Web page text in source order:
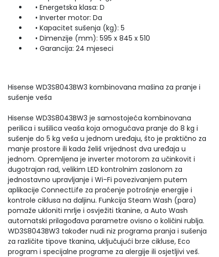
• Energetska klasa: D
• Inverter motor: Da
• Kapacitet sušenja (kg): 5
• Dimenzije (mm): 595 x 845 x 510
• Garancija: 24 mjeseci
Hisense WD3S8043BW3 kombinovana mašina za pranje i
sušenje veša
Hisense WD3S8043BW3 je samostojeća kombinovana
perilica i sušilica veaša koja omogućava pranje do 8 kg i
sušenje do 5 kg veša u jednom uređaju, što je praktično za
manje prostore ili kada želiš vrijednost dva uređaja u
jednom. Opremljena je inverter motorom za učinkovit i
dugotrajan rad, velikim LED kontrolnim zaslonom za
jednostavno upravljanje i Wi-Fi povezivanjem putem
aplikacije ConnectLife za praćenje potrošnje energije i
kontrole ciklusa na daljinu. Funkcija Steam Wash (para)
pomaže ukloniti mrlje i osvježiti tkanine, a Auto Wash
automatski prilagođava parametre ovisno o količini rublja.
WD3S8043BW3 također nudi niz programa pranja i sušenja
za različite tipove tkanina, uključujući brze cikluse, Eco
program i specijalne programe za alergije ili osjetljivi veš.